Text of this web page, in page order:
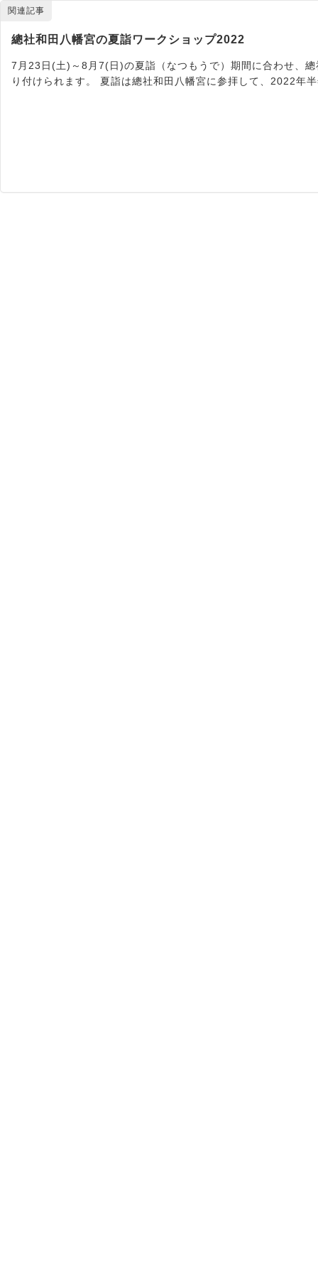
関連記事
總社和田八幡宮の夏詣ワークショップ2022
7月23日(土)～8月7(日)の夏詣（なつもうで）期間に合わせ、
り付けられます。 夏詣は總社和田八幡宮に参拝して、2022年